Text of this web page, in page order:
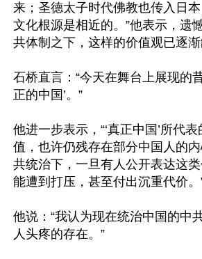
来；圣德太子时代佛教也传入日
文化根源是相近的。”他表示，遗
共体制之下，这样的价值观已逐渐
石桥直言：“今天在舞台上展现的
正的中国’。”
他进一步表示，“‘真正中国’所代
值，也许仍残存在部分中国人的
共统治下，一旦有人公开表达这
能遭到打压，甚至付出沉重代价。
他说：“我认为现在统治中国的中
人头疼的存在。”